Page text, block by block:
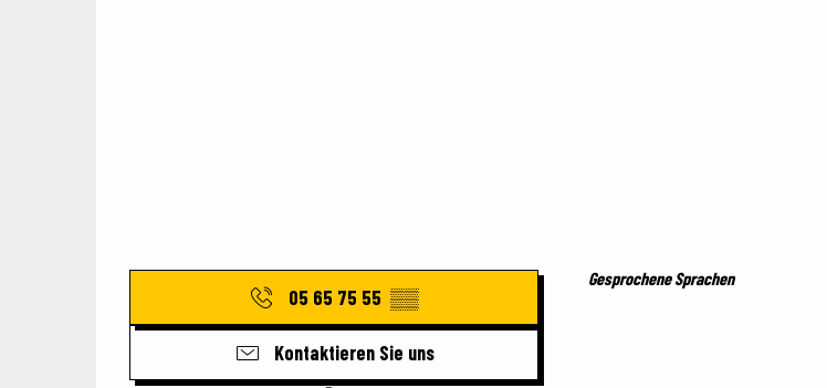
05 65 75 55 ▒▒
Kontaktieren Sie uns
Gesprochene Sprachen
Gesprochene Sprachen